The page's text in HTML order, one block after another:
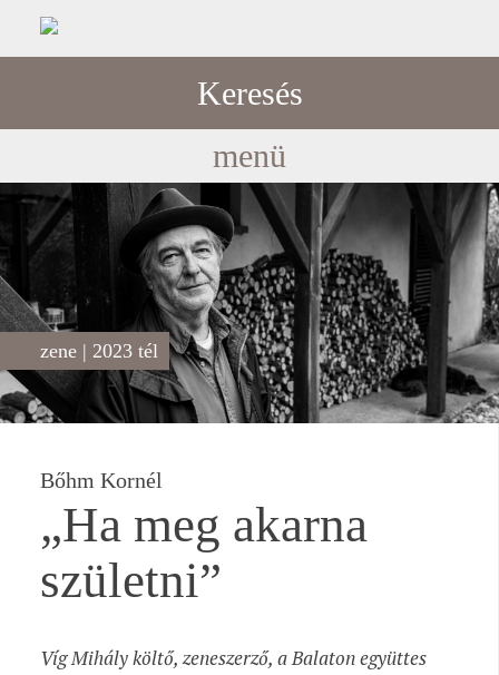
Keresés
menü
zene | 2023 tél
Bőhm Kornél
„Ha meg akarna
születni”
Víg Mihály költő, zeneszerző, a Balaton együttes